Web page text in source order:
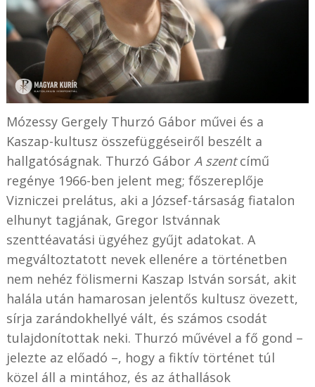
Mózessy Gergely Thurzó Gábor művei és a
Kaszap-kultusz összefüggéseiről beszélt a
hallgatóságnak. Thurzó Gábor A szentcímű
regénye 1966-ben jelent meg; főszereplője
Vizniczei prelátus, aki a József-társaság fiatalon
elhunyt tagjának, Gregor Istvánnak
szenttéavatási ügyéhez gyűjt adatokat. A
megváltoztatott nevek ellenére a történetben
nem nehéz fölismerni Kaszap István sorsát, akit
halála után hamarosan jelentős kultusz övezett,
sírja zarándokhellyé vált, és számos csodát
tulajdonítottak neki. Thurzó művével a fő gond –
jelezte az előadó –, hogy a fiktív történet túl
közel áll a mintához, és az áthallások